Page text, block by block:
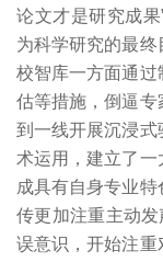
论文才是研究成
为科学研究的最
校智库一方面通
估等措施，倒逼专
到一线开展沉浸
术运用，建立了一
成具有自身专业
传更加注重主动发
误意识，开始注